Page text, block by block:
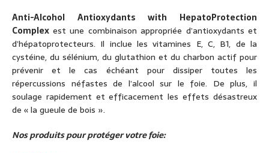
Anti-Alcohol Antioxydants with HepatoProtection
Complex est une combinaison appropriée d’antioxydants et
d’hépatoprotecteurs. Il inclue les vitamines E, C, B1, de la
cystéine, du sélénium, du glutathion et du charbon actif pour
prévenir et le cas échéant pour dissiper toutes les
répercussions néfastes de l’alcool sur le foie. De plus, il
soulage rapidement et efficacement les effets désastreux
de « la gueule de bois ».
Nos produits pour protéger votre foie: